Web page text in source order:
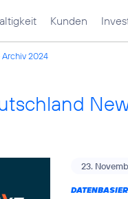
Kunden
Archiv 2024
23.